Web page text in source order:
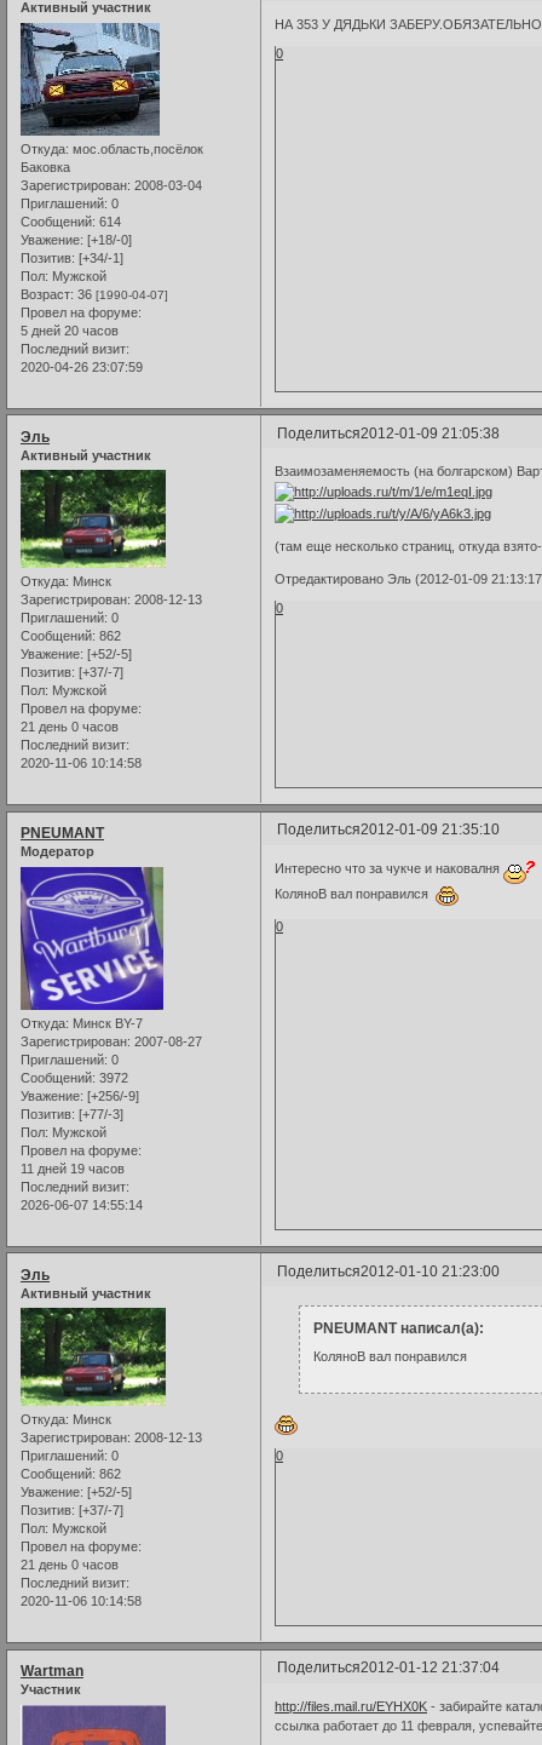
Активный участник
Откуда: мос.область,посёлок
Баковка
Зарегистрирован: 2008-03-04
Приглашений: 0
Сообщений: 614
Уважение: [+18/-0]
Позитив: [+34/-1]
Пол: Мужской
Возраст: 36 [1990-04-07]
Провел на форуме:
5 дней 20 часов
Последний визит:
2020-04-26 23:07:59
НА 353 У ДЯДЬКИ
0
Поделиться2012-01-09 21:05:38
Эль
Активный участник
Откуда: Минск
Зарегистрирован: 2008-12-13
Приглашений: 0
Сообщений: 862
Уважение: [+52/-5]
Позитив: [+37/-7]
Пол: Мужской
Провел на форуме:
21 день 0 часов
Последний визит:
2020-11-06 10:14:58
Взаимозаменяемость (на болгарском)
(там еще несколько страниц, откуда
Отредактировано Эль (2012-01-09
0
Поделиться2012-01-09 21:35:10
PNEUMANT
Модератор
Откуда: Минск BY-7
Зарегистрирован: 2007-08-27
Приглашений: 0
Сообщений: 3972
Уважение: [+256/-9]
Позитив: [+77/-3]
Пол: Мужской
Провел на форуме:
11 дней 19 часов
Последний визит:
2026-06-07 14:55:14
Интересно что за чукче и наковалня
КоляноВ вал понравился
0
Поделиться2012-01-10 21:23:00
Эль
Активный участник
Откуда: Минск
Зарегистрирован: 2008-12-13
Приглашений: 0
Сообщений: 862
Уважение: [+52/-5]
Позитив: [+37/-7]
Пол: Мужской
Провел на форуме:
21 день 0 часов
Последний визит:
2020-11-06 10:14:58
PNEUMANT написал(а):
КоляноВ вал понравился
0
Поделиться2012-01-12 21:37:04
Wartman
Участник
http://files.mail.ru/EYHX0K - забирайте
ссылка работает до 11 февраля,